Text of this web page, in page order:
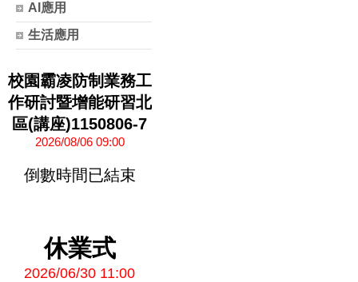
AI應用
生活應用
校園霸凌防制業務工
作研討暨增能研習北
區(講座)1150806-7
2026/08/06 09:00
倒數時間已結束
休業式
2026/06/30 11:00